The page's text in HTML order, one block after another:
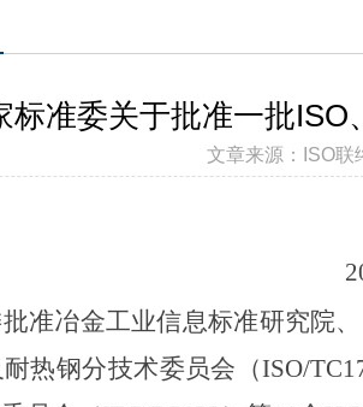
标准委关于批准一批
文章来源：ISO联
批准冶金工业信息标准研究院
热钢分技术委员会 （ISO/